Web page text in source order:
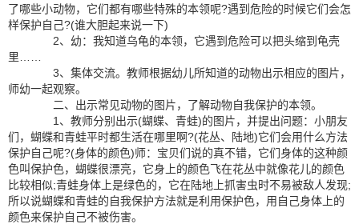
了哪些小动物，它们都有哪些特殊的本领呢?遇到危险的时候它们会怎
样保护自己?(谁大胆起来说一下)
2、幼：我知道乌龟的本领，它遇到危险可以把头缩到龟壳
里……
3、集体交流。教师根据幼儿所知道的动物出示相应的图片，
师幼一起观察。
二、出示常见动物的图片，了解动物自我保护的本领。
1、教师分别出示(蝴蝶、青蛙)的图片，并提出问题：小朋友
们，蝴蝶和青蛙平时都生活在哪里啊?(花丛、陆地)它们会用什么方法
保护自己呢?(身体的颜色)师：宝贝们说的真不错，它们身体的这种颜
色叫保护色，蝴蝶很漂亮，它身上的颜色飞在花丛中就像花儿的颜色
比较相似;青蛙身体上是绿色的，它在陆地上抓害虫时不易被敌人发现;
所以说蝴蝶和青蛙的自我保护方法就是利用保护色，用自己身体上的
颜色来保护自己不被伤害。